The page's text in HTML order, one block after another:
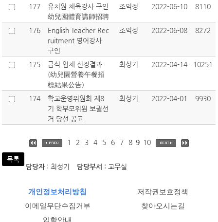
177
유치원 체육강사 구인
幼兒園體育講師招聘
조익정 2022-06-10 8110
176
English Teacher Rec
ruitment 영어강사
구인
조익정 2022-06-08 8272
175
급식 업체 선정결과
(幼兒園營養午餐招
標結果公告)
최성기 2022-04-14 10251
174
학교운영위원회 제8
기 학부모위원 보궐선
거 당선 공고
최성기 2022-04-01 9930
1 2 3 4 5 6 7 8 9 10
목록
담당자 : 최성기 담당부서 : 교무실
개인정보처리방침
저작권보호정책
이메일무단수집거부
찾아오시는길
입학안내